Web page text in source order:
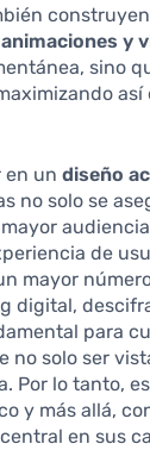
animaciones y
sino
así
en un diseño
no solo se
de
mayor
digital,
para
no solo ser
Por lo tanto,
y más allá,
en sus